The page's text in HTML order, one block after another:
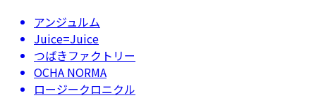
アンジュルム
Juice=Juice
つばきファクトリー
OCHA NORMA
ロージークロニクル